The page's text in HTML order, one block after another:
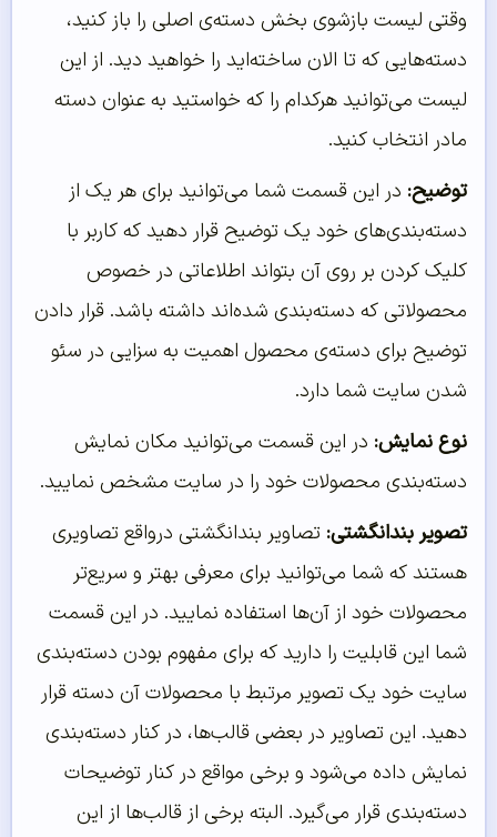
وقتی لیست بازشوی بخش دسته‌ی اصلی را باز کنید،
دسته‌هایی که تا الان ساخته‌اید را خواهید دید. از این
لیست می‌توانید هرکدام را که خواستید به عنوان دسته
مادر انتخاب کنید.
توضیح: در این قسمت شما می‌توانید برای هر یک از
دسته‌بندی‌های خود یک توضیح قرار دهید که کاربر با
کلیک کردن بر روی آن بتواند اطلاعاتی در خصوص
محصولاتی که دسته‌بندی شده‌اند داشته باشد. قرار دادن
توضیح برای دسته‌ی محصول اهمیت به سزایی در سئو
شدن سایت شما دارد.
نوع نمایش: در این قسمت می‌‌توانید مکان نمایش
دسته‌‌بندی محصولات خود را در سایت مشخص نمایید.
تصویر بندانگشتی: تصاویر بندانگشتی درواقع تصاویری
هستند که شما می‌توانید برای معرفی بهتر و سریع‌تر
محصولات خود از آن‌ها استفاده نمایید. در این قسمت
شما این قابلیت را دارید که برای مفهوم بودن دسته‌بندی
سایت خود یک تصویر مرتبط با محصولات آن دسته قرار
دهید. این تصاویر در بعضی قالب‌ها، در کنار دسته‌بندی
نمایش داده می‌شود و برخی مواقع در کنار توضیحات
دسته‌بندی قرار می‌گیرد. البته برخی از قالب‌ها از این